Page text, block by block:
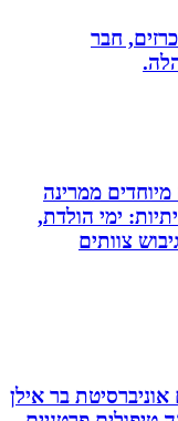
חבר
ממרינה
ימי הולדת,
בר אילן